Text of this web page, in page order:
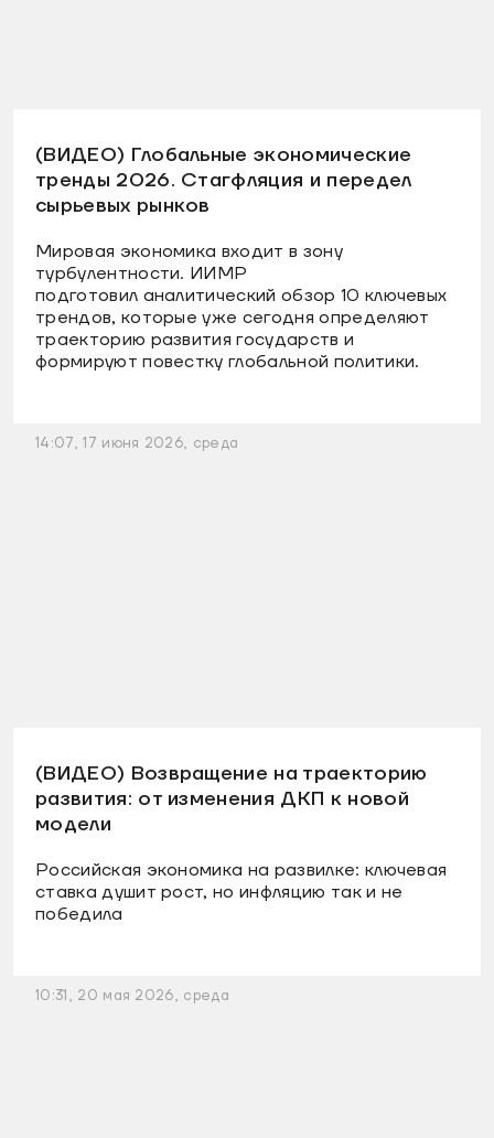
(ВИДЕО) Глобальные экономические
тренды 2026. Стагфляция и передел
сырьевых рынков
Мировая экономика входит в зону
турбулентности. ИИМР
подготовил аналитический обзор 10 ключевых
трендов, которые уже сегодня определяют
траекторию развития государств и
формируют повестку глобальной политики.
14:07, 17 июня 2026, среда
(ВИДЕО) Возвращение на траекторию
развития: от изменения ДКП к новой
модели
Российская экономика на развилке: ключевая
ставка душит рост, но инфляцию так и не
победила
10:31, 20 мая 2026, среда